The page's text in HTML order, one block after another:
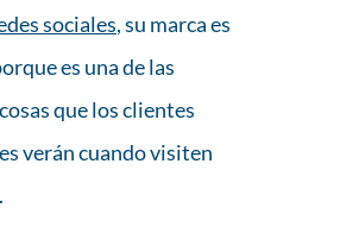
sociales, su marca es
es una de las
que los clientes
verán cuando visiten